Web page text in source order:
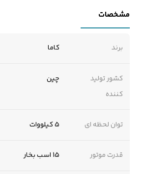
مشخصات
برند کاما
کشور تولید
کننده
چین
توان لحظه ای 5 کیلووات
قدرت موتور 15 اسب بخار